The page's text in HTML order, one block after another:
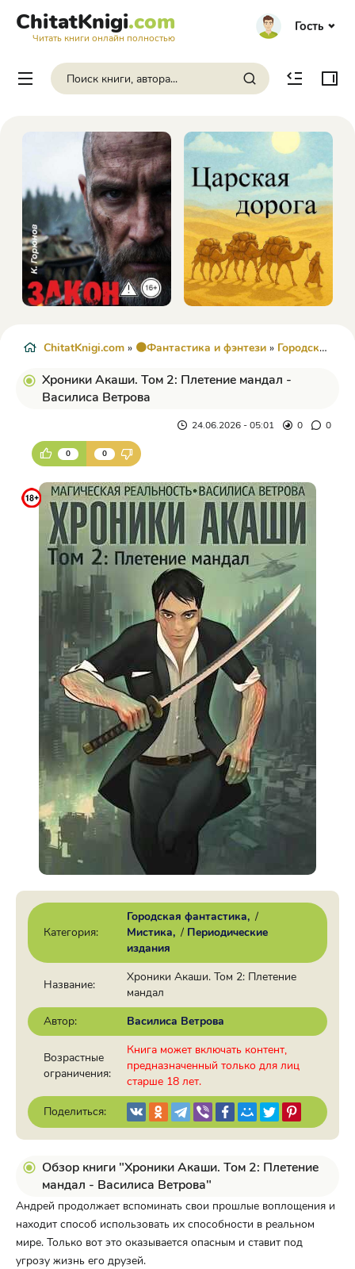
ChitatKnigi.com
Читать книги онлайн полностью
Гость
ChitatKnigi.com » 🟠Фантастика и фэнтези » Городская фантастика
Хроники Акаши. Том 2: Плетение мандал -
Василиса Ветрова
24.06.2026 - 05:01 0 0
0 0
Категория:
Городская фантастика /
Мистика / Периодические
издания
Название:
Хроники Акаши. Том 2: Плетение
мандал
Автор:
Василиса Ветрова
Возрастные
ограничения:
Книга может включать контент,
предназначенный только для лиц
старше 18 лет.
Поделиться:
Обзор книги "Хроники Акаши. Том 2: Плетение
мандал - Василиса Ветрова"
Андрей продолжает вспоминать свои прошлые воплощения и
находит способ использовать их способности в реальном
мире. Только вот это оказывается опасным и ставит под
угрозу жизнь его друзей.